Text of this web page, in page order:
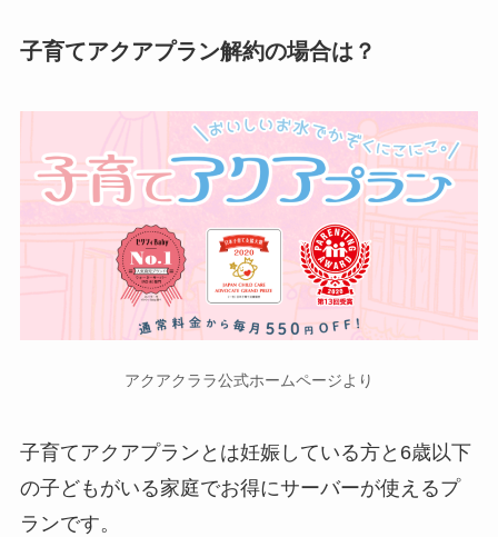
子育てアクアプラン解約の場合は？
アクアクララ公式ホームページより
子育てアクアプランとは妊娠している方と6歳以下
の子どもがいる家庭でお得にサーバーが使えるプ
ランです。